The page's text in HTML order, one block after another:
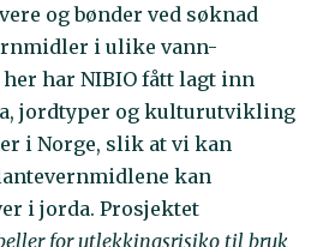
og bønder ved søknad
i ulike vann-
har NIBIO fått lagt inn
jordtyper og kulturutvikling
i Norge, slik at vi kan
kan
i jorda. Prosjektet
for utlekkingsrisiko til bruk